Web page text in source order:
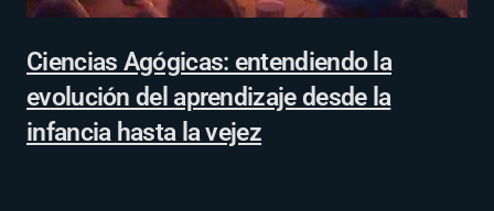
Ciencias Agógicas: entendiendo la
evolución del aprendizaje desde la
infancia hasta la vejez